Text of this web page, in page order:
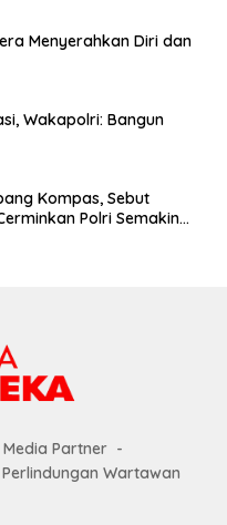
Menyerahkan Diri dan
Wakapolri: Bangun
Kompas, Sebut
Polri Semakin
Media Partner
Perlindungan Wartawan